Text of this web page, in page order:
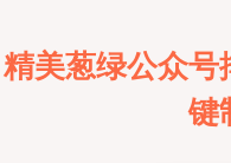
精美葱绿公众
键